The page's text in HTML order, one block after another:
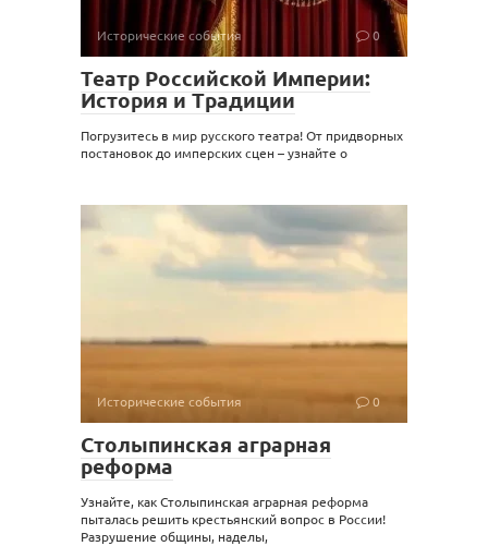
Исторические события 0
Театр Российской Империи:
История и Традиции
Погрузитесь в мир русского театра! От придворных
постановок до имперских сцен – узнайте о
Исторические события 0
Столыпинская аграрная
реформа
Узнайте, как Столыпинская аграрная реформа
пыталась решить крестьянский вопрос в России!
Разрушение общины, наделы,